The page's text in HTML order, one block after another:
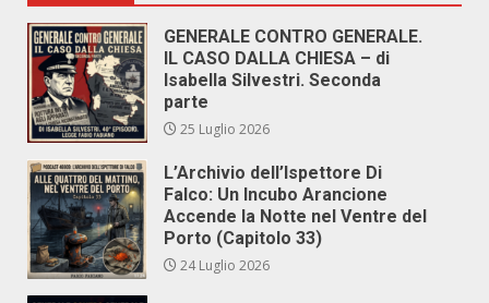
GENERALE CONTRO GENERALE.
IL CASO DALLA CHIESA – di
Isabella Silvestri. Seconda
parte
25 Luglio 2026
L’Archivio dell’Ispettore Di
Falco: Un Incubo Arancione
Accende la Notte nel Ventre del
Porto (Capitolo 33)
24 Luglio 2026